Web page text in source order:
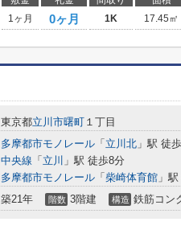
1ヶ月 0ヶ月 1K 17.45㎡
東京都立川市曙町 １丁目
多摩都市モノレール 「 立川北 」駅 徒
中央線 「 立川 」駅 徒歩8分
多摩都市モノレール 「 柴崎体育館 」
築21年 階数 3階建 構造 鉄筋コン